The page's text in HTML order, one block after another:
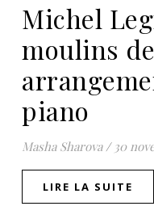
Michel
moulins
piano
Masha Sharova / 30
LIRE LA SUITE